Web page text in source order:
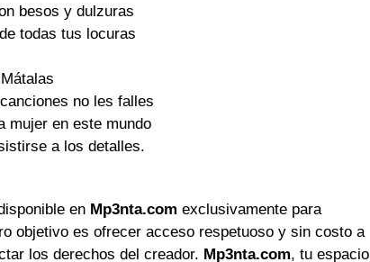
besos y dulzuras
todas tus locuras
Mátalas
no les falles
mujer en este mundo
a los detalles.
en Mp3nta.com exclusivamente para
objetivo es ofrecer acceso respetuoso y sin costo a
los derechos del creador. Mp3nta.com, tu espacio